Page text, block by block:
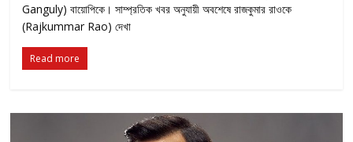
Ganguly) বায়োপিকে। সাম্প্রতিক খবর অনুযায়ী অবশেষে রাজকুমার রাওকে
(Rajkummar Rao) দেখা
Read more